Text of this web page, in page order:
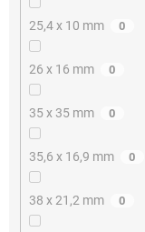
25,4 x 10 mm 0
26 x 16 mm 0
35 x 35 mm 0
35,6 x 16,9 mm 0
38 x 21,2 mm 0